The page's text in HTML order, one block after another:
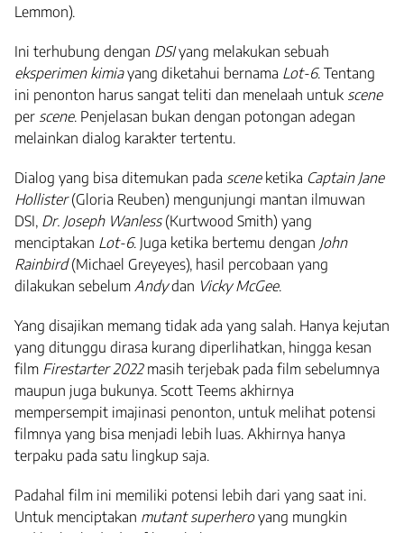
Lemmon).
Ini terhubung dengan DSIyang melakukan sebuah
eksperimen kimiayang diketahui bernama Lot-6. Tentang
ini penonton harus sangat teliti dan menelaah untuk scene
per scene. Penjelasan bukan dengan potongan adegan
melainkan dialog karakter tertentu.
Dialog yang bisa ditemukan pada sceneketika Captain Jane
Hollister(Gloria Reuben) mengunjungi mantan ilmuwan
DSI, Dr. Joseph Wanless(Kurtwood Smith) yang
menciptakan Lot-6. Juga ketika bertemu dengan John
Rainbird(Michael Greyeyes), hasil percobaan yang
dilakukan sebelum Andydan Vicky McGee.
Yang disajikan memang tidak ada yang salah. Hanya kejutan
yang ditunggu dirasa kurang diperlihatkan, hingga kesan
film Firestarter 2022masih terjebak pada film sebelumnya
maupun juga bukunya. Scott Teems akhirnya
mempersempit imajinasi penonton, untuk melihat potensi
filmnya yang bisa menjadi lebih luas. Akhirnya hanya
terpaku pada satu lingkup saja.
Padahal film ini memiliki potensi lebih dari yang saat ini.
Untuk menciptakan mutant superheroyang mungkin